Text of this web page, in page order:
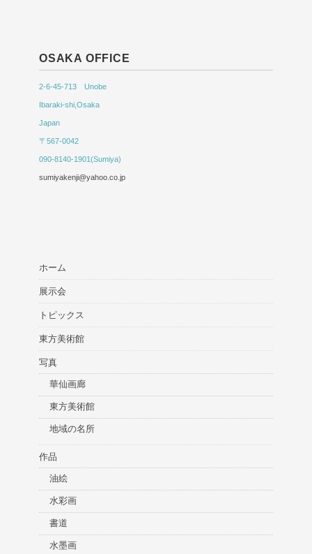
OSAKA OFFICE
2-6-45-713 Unobe
Ibaraki-shi,Osaka
Japan
〒567-0042
090-8140-1901(Sumiya)
sumiyakenji@yahoo.co.jp
ホーム
展示会
トピックス
東方美術館
写真
華仙画廊
東方美術館
地域の名所
作品
油絵
水彩画
書道
水墨画